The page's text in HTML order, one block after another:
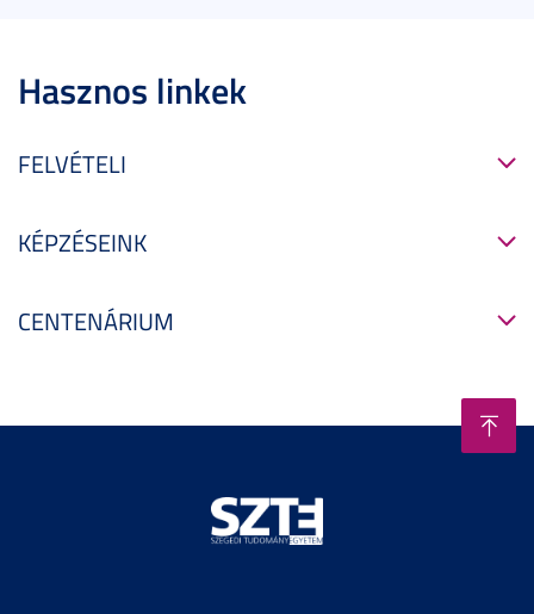
Hasznos linkek
FELVÉTELI
KÉPZÉSEINK
CENTENÁRIUM